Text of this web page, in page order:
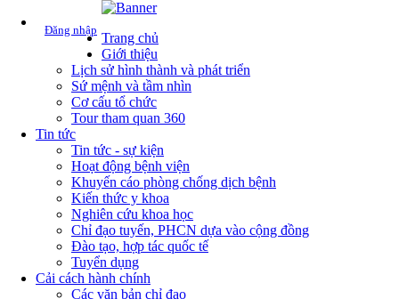
Đăng nhập
Trang chủ
Giới thiệu
Lịch sử hình thành và phát triển
Sứ mệnh và tầm nhìn
Cơ cấu tổ chức
Tour tham quan 360
Tin tức
Tin tức - sự kiện
Hoạt động bệnh viện
Khuyến cáo phòng chống dịch bệnh
Kiến thức y khoa
Nghiên cứu khoa học
Chỉ đạo tuyến, PHCN dựa vào cộng đồng
Đào tạo, hợp tác quốc tế
Tuyển dụng
Cải cách hành chính
Các văn bản chỉ đạo